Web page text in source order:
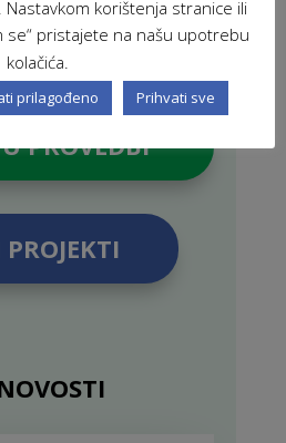
PROVEDBI
. Nastavkom korištenja stranice ili
se“ pristajete na našu upotrebu
kolačića.
prilagođeno Prihvati sve